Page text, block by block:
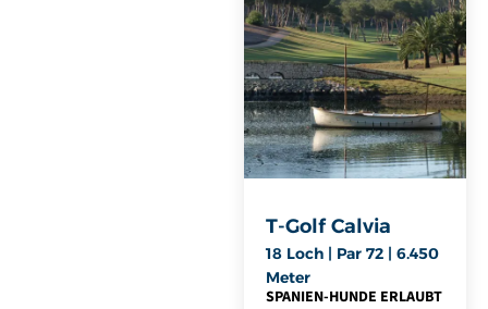
T-Golf Calvia
18 Loch | Par 72 | 6.450
Meter
SPANIEN-HUNDE ERLAUBT